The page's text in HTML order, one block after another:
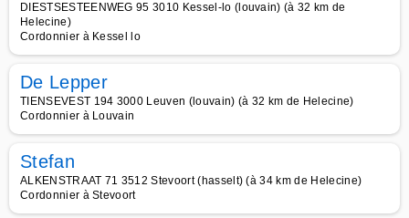
DIESTSESTEENWEG 95 3010 Kessel-lo (louvain) (à 32 km de
Helecine)
Cordonnier à Kessel lo
De Lepper
TIENSEVEST 194 3000 Leuven (louvain) (à 32 km de Helecine)
Cordonnier à Louvain
Stefan
ALKENSTRAAT 71 3512 Stevoort (hasselt) (à 34 km de Helecine)
Cordonnier à Stevoort